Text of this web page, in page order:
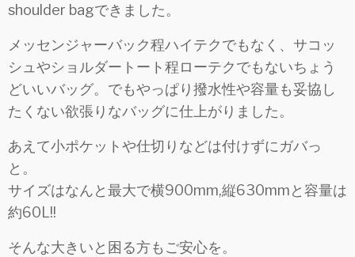
shoulder bagできました。
メッセンジャーバック程ハイテクでもなく、サコッ
シュやショルダートート程ローテクでもないちょう
どいいバッグ。でもやっぱり撥水性や容量も妥協し
たくない欲張りなバッグに仕上がりました。
あえて小ポケットや仕切りなどは付けずにガバっ
と。
サイズはなんと最大で横900mm,縦630mmと容量は
約60L!!
そんな大きいと困る方もご安心を。